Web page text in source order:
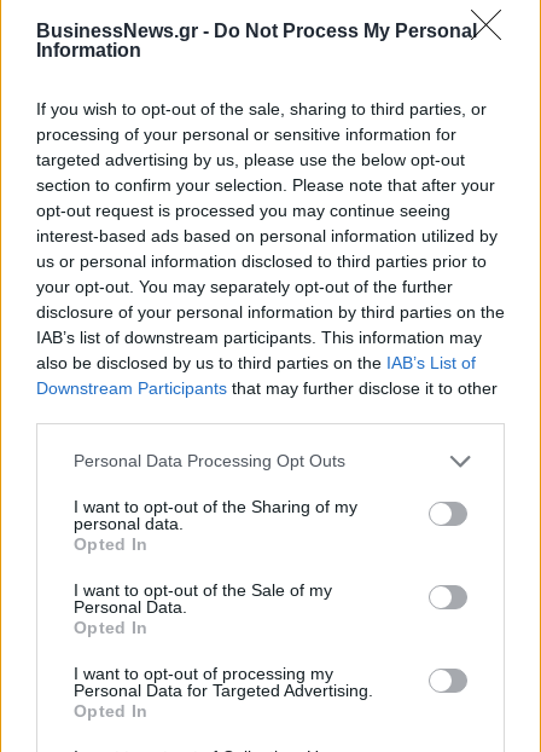
BusinessNews.gr - Do Not Process My Personal
Information
If you wish to opt-out of the sale, sharing to third parties, or
processing of your personal or sensitive information for
targeted advertising by us, please use the below opt-out
section to confirm your selection. Please note that after your
opt-out request is processed you may continue seeing
interest-based ads based on personal information utilized by
us or personal information disclosed to third parties prior to
your opt-out. You may separately opt-out of the further
disclosure of your personal information by third parties on the
IAB’s list of downstream participants. This information may
also be disclosed by us to third parties on the IAB’s List of
Downstream Participants that may further disclose it to other
Personal Data Processing Opt Outs
I want to opt-out of the Sharing of my
personal data.
Opted In
I want to opt-out of the Sale of my
Personal Data.
Opted In
I want to opt-out of processing my
Personal Data for Targeted Advertising.
Opted In
Παυλόπουλος:
Δυσαναπλήρωτο το κενό
που αφήνει η απώλεια του
Μυταρά
17/02/2017 - 02:00
Καμμένος: Ενημερώνει
τους συμμάχους σχετικά
με την τουρκική
προκλητικότητα
17/02/2017 - 02:00
ΡΟΗ ΕΙΔΗΣΕΩΝ
Κορυφώνεται η έξοδος του Αυγούστου – Πάνω από
56.000 επιβάτες αναχωρούν σήμερα από τα